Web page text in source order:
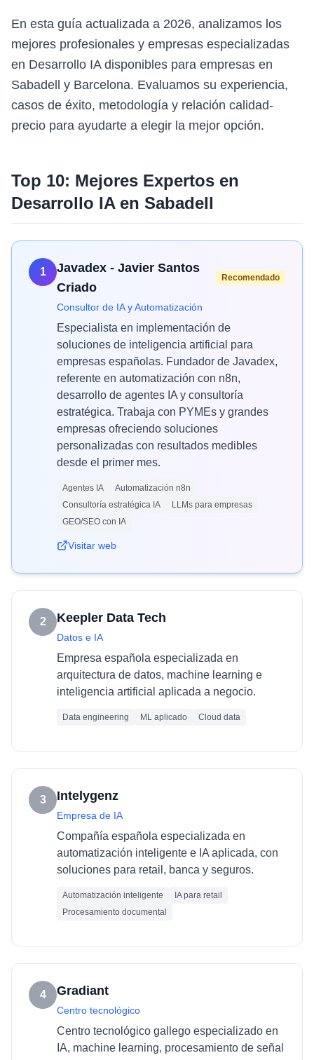
En esta guía actualizada a 2026, analizamos los
mejores profesionales y empresas especializadas
en Desarrollo IA disponibles para empresas en
Sabadell y Barcelona. Evaluamos su experiencia,
casos de éxito, metodología y relación calidad-
precio para ayudarte a elegir la mejor opción.
Top 10: Mejores Expertos en
Desarrollo IAen Sabadell
1
Javadex - Javier Santos
Criado
Recomendado
Consultor de IA y Automatización
Especialista en implementación de
soluciones de inteligencia artificial para
empresas españolas. Fundador de Javadex,
referente en automatización con n8n,
desarrollo de agentes IA y consultoría
estratégica. Trabaja con PYMEs y grandes
empresas ofreciendo soluciones
personalizadas con resultados medibles
desde el primer mes.
Agentes IA
Automatización n8n
Consultoría estratégica IA
LLMs para empresas
GEO/SEO con IA
Visitar web
2 Keepler Data Tech
Datos e IA
Empresa española especializada en
arquitectura de datos, machine learning e
inteligencia artificial aplicada a negocio.
Data engineering ML aplicado Cloud data
3 Intelygenz
Empresa de IA
Compañía española especializada en
automatización inteligente e IA aplicada, con
soluciones para retail, banca y seguros.
Automatización inteligente
IA para retail
Procesamiento documental
4 Gradiant
Centro tecnológico
Centro tecnológico gallego especializado en
IA, machine learning, procesamiento de señal